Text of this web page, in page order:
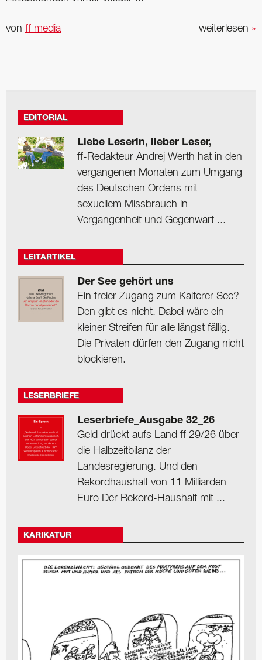
weiterlesen »
von ff media
EDITORIAL
Liebe Leserin, lieber Leser,
ff-Redakteur Andrej Werth hat in den
vergangenen Monaten zum Umgang
des Deutschen Ordens mit
sexuellem Missbrauch in
Vergangenheit und Gegenwart ...
LEITARTIKEL
Der See gehört uns
Ein freier Zugang zum Kalterer See?
Den gibt es nicht. Dabei wäre ein
kleiner Streifen für alle längst fällig.
Die Privaten dürfen den Zugang nicht
blockieren.
LESERBRIEFE
Leserbriefe_Ausgabe 32_26
Geld drückt aufs Land ff 29/26 über
die Halbzeitbilanz der
Landesregierung. Und den
Rekordhaushalt von 11 Milliarden
Euro Der Rekord-Haushalt mit ...
KARIKATUR